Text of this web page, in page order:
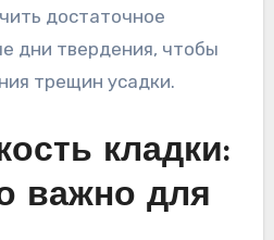
достаточное
дни твердения, чтобы
трещин усадки.
кладки:
важно для